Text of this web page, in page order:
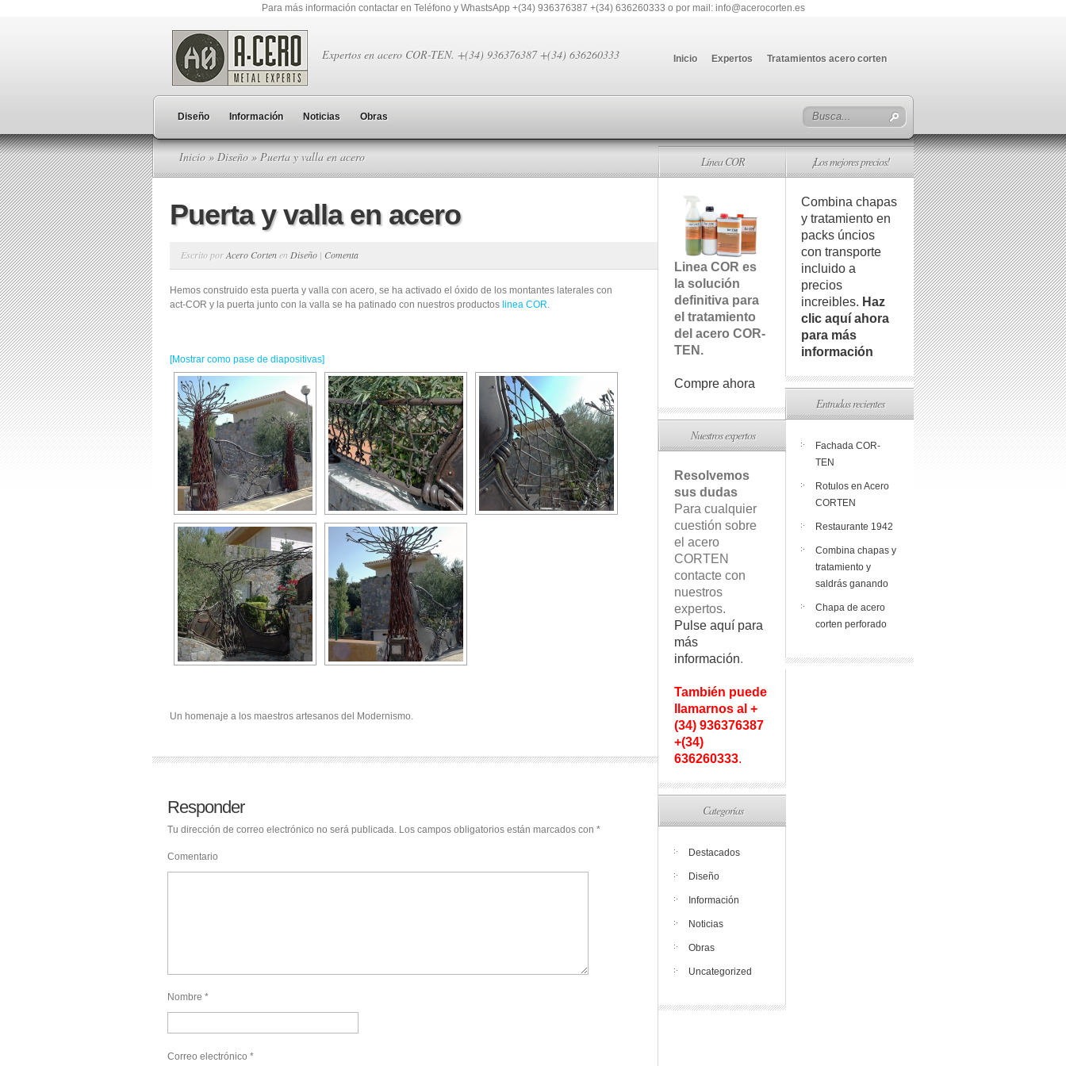
Para más información contactar en Teléfono y WhastsApp +(34) 936376387 +(34) 636260333 o por mail: info@acerocorten.es
Expertos en acero COR-TEN. +(34) 936376387 +(34) 636260333 Inicio Expertos Tratamientos acero corten
Diseño Información Noticias Obras
Inicio » Diseño » Puerta y valla en acero
Puerta y valla en acero
Escrito porAcero Cortenen Diseño | Comenta
Hemos construido esta puerta y valla con acero, se ha activado el óxido de los montantes laterales con
act-COR y la puerta junto con la valla se ha patinado con nuestros productos linea COR.
[Mostrar como pase de diapositivas]
Un homenaje a los maestros artesanos del Modernismo.
Responder
Tu dirección de correo electrónico no será publicada. Los campos obligatorios están marcados con *
Comentario
Nombre *
Correo electrónico *
Línea COR
Linea COR es
la solución
definitiva para
el tratamiento
del acero COR-
TEN.
Compre ahora
Nuestros expertos
Resolvemos
sus dudas
Para cualquier
cuestión sobre
el acero
CORTEN
contacte con
nuestros
expertos.
Pulse aquí para
más
información.
También puede
llamarnos al +
(34) 936376387
+(34)
636260333.
Categorías
Destacados
Diseño
Información
Noticias
Obras
Uncategorized
¡Los mejores precios!
Combina chapas
y tratamiento en
packs úncios
con transporte
incluido a
precios
increibles. Haz
clic aquí ahora
para más
información
Entradas recientes
Fachada COR-
TEN
Rotulos en Acero
CORTEN
Restaurante 1942
Combina chapas y
tratamiento y
saldrás ganando
Chapa de acero
corten perforado